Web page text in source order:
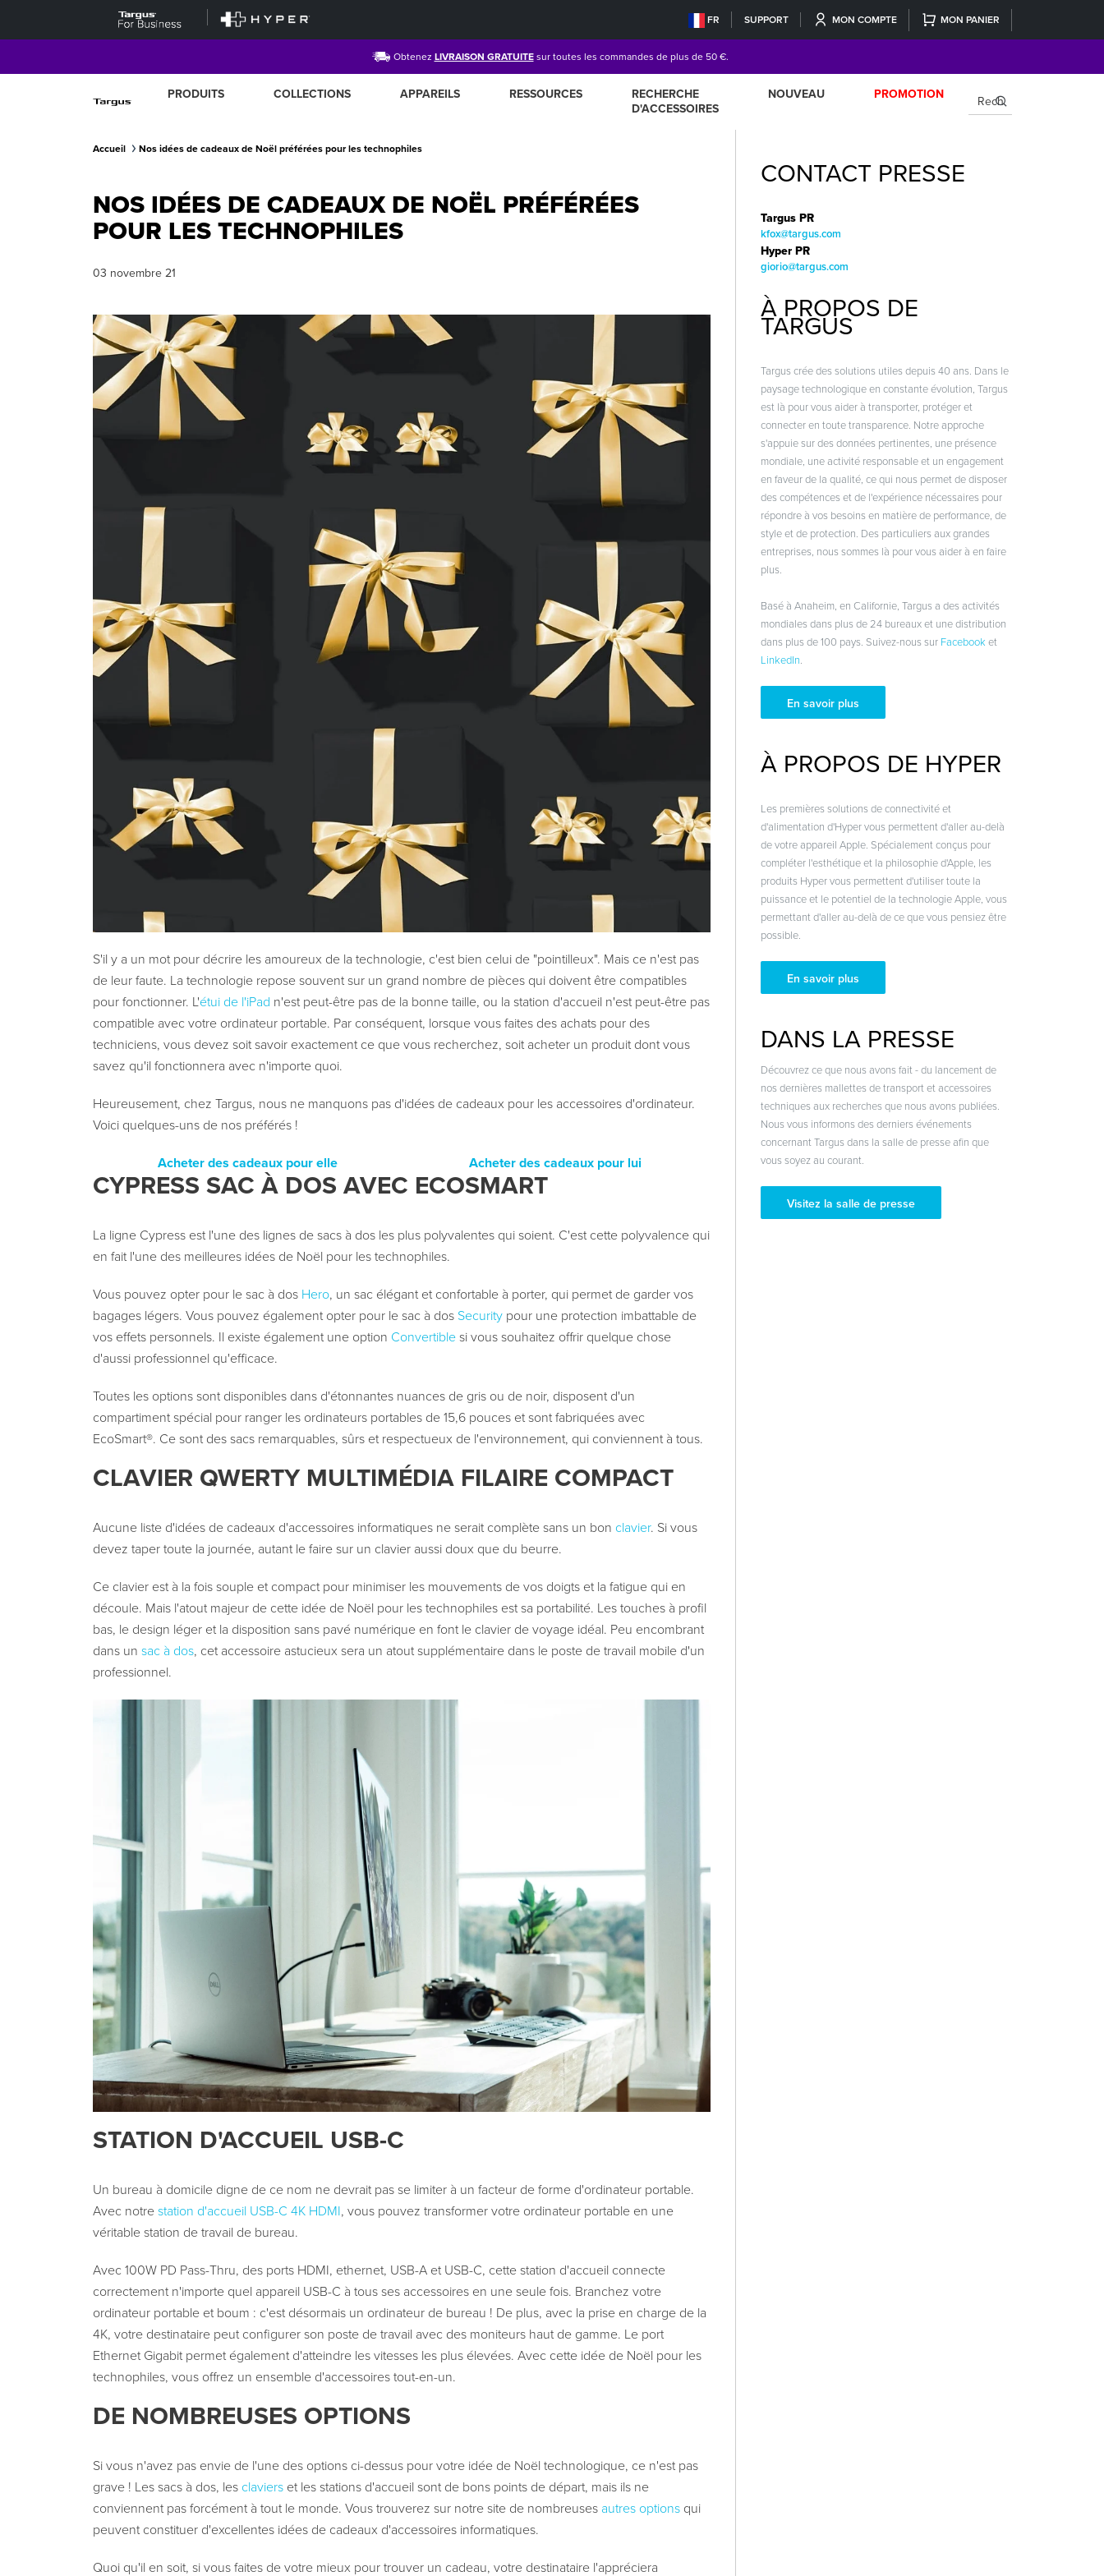
FR SUPPORT MON COMPTE MON PANIER
Obtenez LIVRAISON GRATUITE sur toutes les commandes de plus de 50 €.
PRODUITS COLLECTIONS APPAREILS RESSOURCES
RECHERCHE
D'ACCESSOIRES
NOUVEAU PROMOTION
Accueil Nos idées de cadeaux de Noël préférées pour les technophiles
NOS IDÉES DE CADEAUX DE NOËL PRÉFÉRÉES
POUR LES TECHNOPHILES
03 novembre 21
S'il y a un mot pour décrire les amoureux de la technologie, c'est bien celui de "pointilleux". Mais ce n'est pas
de leur faute. La technologie repose souvent sur un grand nombre de pièces qui doivent être compatibles
pour fonctionner. L'étui de l'iPad n'est peut-être pas de la bonne taille, ou la station d'accueil n'est peut-être pas
compatible avec votre ordinateur portable. Par conséquent, lorsque vous faites des achats pour des
techniciens, vous devez soit savoir exactement ce que vous recherchez, soit acheter un produit dont vous
savez qu'il fonctionnera avec n'importe quoi.
Heureusement, chez Targus, nous ne manquons pas d'idées de cadeaux pour les accessoires d'ordinateur.
Voici quelques-uns de nos préférés !
Acheter des cadeaux pour elle Acheter des cadeaux pour lui
CYPRESS SAC À DOS AVEC ECOSMART
La ligne Cypress est l'une des lignes de sacs à dos les plus polyvalentes qui soient. C'est cette polyvalence qui
en fait l'une des meilleures idées de Noël pour les technophiles.
Vous pouvez opter pour le sac à dos Hero, un sac élégant et confortable à porter, qui permet de garder vos
bagages légers. Vous pouvez également opter pour le sac à dos Securitypour une protection imbattable de
vos effets personnels. Il existe également une option Convertiblesi vous souhaitez offrir quelque chose
d'aussi professionnel qu'efficace.
Toutes les options sont disponibles dans d'étonnantes nuances de gris ou de noir, disposent d'un
compartiment spécial pour ranger les ordinateurs portables de 15,6 pouces et sont fabriquées avec
EcoSmart®. Ce sont des sacs remarquables, sûrs et respectueux de l'environnement, qui conviennent à tous.
CLAVIER QWERTY MULTIMÉDIA FILAIRE COMPACT
Aucune liste d'idées de cadeaux d'accessoires informatiques ne serait complète sans un bon clavier. Si vous
devez taper toute la journée, autant le faire sur un clavier aussi doux que du beurre.
Ce clavier est à la fois souple et compact pour minimiser les mouvements de vos doigts et la fatigue qui en
découle. Mais l'atout majeur de cette idée de Noël pour les technophiles est sa portabilité. Les touches à profil
bas, le design léger et la disposition sans pavé numérique en font le clavier de voyage idéal. Peu encombrant
dans un sac à dos, cet accessoire astucieux sera un atout supplémentaire dans le poste de travail mobile d'un
professionnel.
STATION D'ACCUEIL USB-C
Un bureau à domicile digne de ce nom ne devrait pas se limiter à un facteur de forme d'ordinateur portable.
Avec notre station d'accueil USB-C 4K HDMI, vous pouvez transformer votre ordinateur portable en une
véritable station de travail de bureau.
Avec 100W PD Pass-Thru, des ports HDMI, ethernet, USB-A et USB-C, cette station d'accueil connecte
correctement n'importe quel appareil USB-C à tous ses accessoires en une seule fois. Branchez votre
ordinateur portable et boum : c'est désormais un ordinateur de bureau ! De plus, avec la prise en charge de la
4K, votre destinataire peut configurer son poste de travail avec des moniteurs haut de gamme. Le port
Ethernet Gigabit permet également d'atteindre les vitesses les plus élevées. Avec cette idée de Noël pour les
technophiles, vous offrez un ensemble d'accessoires tout-en-un.
DE NOMBREUSES OPTIONS
Si vous n'avez pas envie de l'une des options ci-dessus pour votre idée de Noël technologique, ce n'est pas
grave ! Les sacs à dos, les clavierset les stations d'accueil sont de bons points de départ, mais ils ne
conviennent pas forcément à tout le monde. Vous trouverez sur notre site de nombreuses autres optionsqui
peuvent constituer d'excellentes idées de cadeaux d'accessoires informatiques.
Quoi qu'il en soit, si vous faites de votre mieux pour trouver un cadeau, votre destinataire l'appréciera
CONTACT PRESSE
Targus PR
kfox@targus.com
Hyper PR
giorio@targus.com
À PROPOS DE
TARGUS
Targus crée des solutions utiles depuis 40 ans. Dans le
paysage technologique en constante évolution, Targus
est là pour vous aider à transporter, protéger et
connecter en toute transparence. Notre approche
s'appuie sur des données pertinentes, une présence
mondiale, une activité responsable et un engagement
en faveur de la qualité, ce qui nous permet de disposer
des compétences et de l'expérience nécessaires pour
répondre à vos besoins en matière de performance, de
style et de protection. Des particuliers aux grandes
entreprises, nous sommes là pour vous aider à en faire
plus.
Basé à Anaheim, en Californie, Targus a des activités
mondiales dans plus de 24 bureaux et une distribution
dans plus de 100 pays. Suivez-nous sur Facebook et
LinkedIn.
En savoir plus
À PROPOS DE HYPER
Les premières solutions de connectivité et
d'alimentation d'Hyper vous permettent d'aller au-delà
de votre appareil Apple. Spécialement conçus pour
compléter l'esthétique et la philosophie d'Apple, les
produits Hyper vous permettent d'utiliser toute la
puissance et le potentiel de la technologie Apple, vous
permettant d'aller au-delà de ce que vous pensiez être
possible.
En savoir plus
DANS LA PRESSE
Découvrez ce que nous avons fait - du lancement de
nos dernières mallettes de transport et accessoires
techniques aux recherches que nous avons publiées.
Nous vous informons des derniers événements
concernant Targus dans la salle de presse afin que
vous soyez au courant.
Visitez la salle de presse